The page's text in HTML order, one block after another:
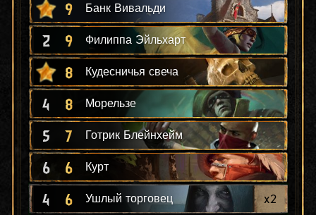
9 Банк Вивальди
2 9 Филиппа Эйльхарт
8 Кудесничья свеча
4 8 Морельзе
5 7 Готрик Блейнхейм
6 6 Курт
4 6 Ушлый торговец x2